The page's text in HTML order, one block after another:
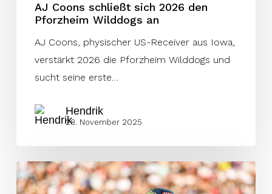
AJ Coons schließt sich 2026 den
Pforzheim Wilddogs an
AJ Coons, physischer US-Receiver aus Iowa,
verstärkt 2026 die Pforzheim Wilddogs und
sucht seine erste…
Hendrik
28. November 2025
Geyer
über